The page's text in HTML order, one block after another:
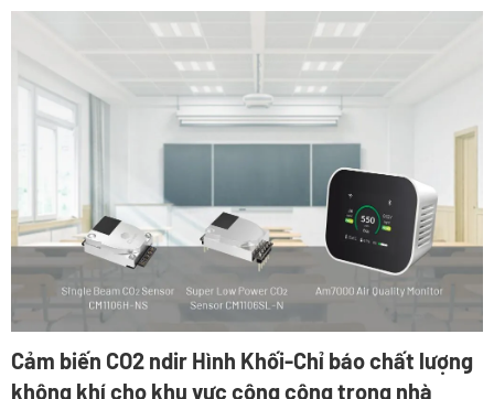
Cảm biến CO2 ndir Hình Khối-Chỉ báo chất lượng
không khí cho khu vực công cộng trong nhà